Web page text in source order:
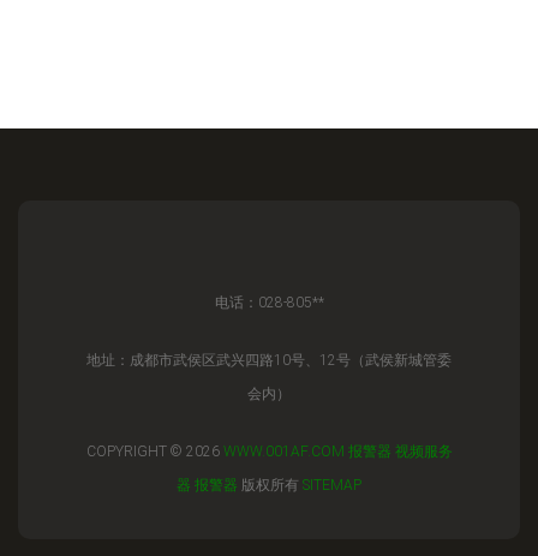
电话：028-805**
地址：成都市武侯区武兴四路10号、12号（武侯新城管委
会内）
COPYRIGHT © 2026 WWW.001AF.COM 报警器 视频服务
器 报警器 版权所有 SITEMAP